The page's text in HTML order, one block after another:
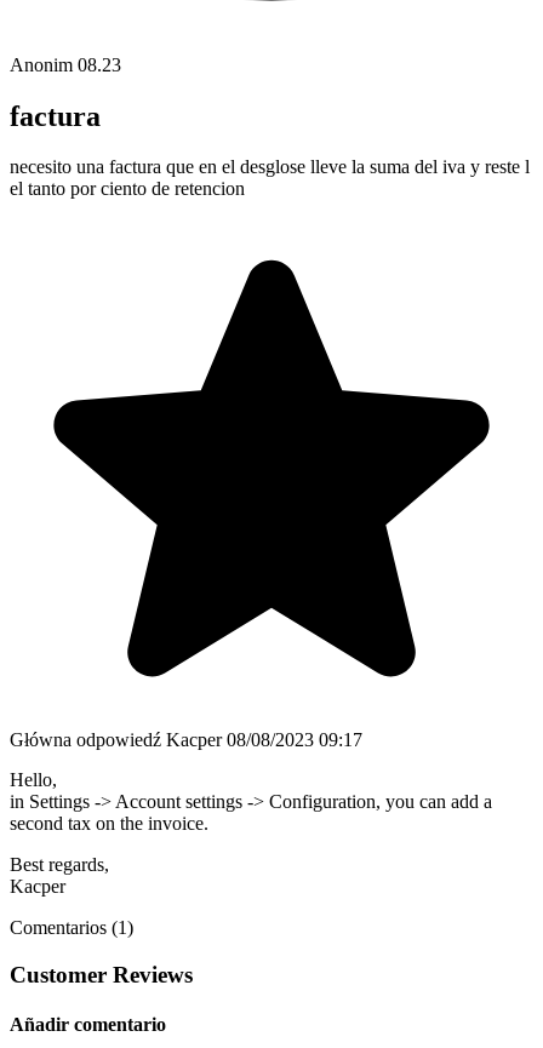
Anonim 08.23
factura
necesito una factura que en el desglose lleve la suma del iva y reste l
el tanto por ciento de retencion
Główna odpowiedź Kacper 08/08/2023 09:17
Hello,
in Settings -> Account settings -> Configuration, you can add a
second tax on the invoice.
Best regards,
Kacper
Comentarios (1)
Customer Reviews
Añadir comentario